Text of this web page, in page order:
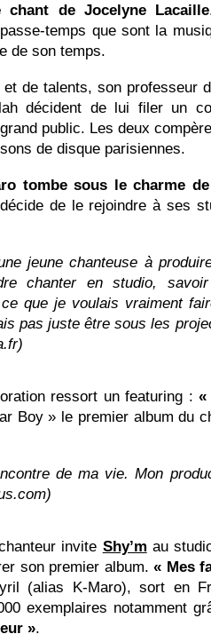
de Jocelyne Lacaille
temps que sont la
de son temps.
et de talents, son professeur
décident de lui filer un
public. Les deux
de disque parisiennes.
tombe sous le charme
de le rejoindre à ses
jeune chanteuse à
chanter en studio,
que je voulais vraiment
pas juste être sous les
ressort un featuring : «
Boy » le premier album du
de ma vie. Mon
invite Shy’m au
son premier album.« Mes
(alias K-Maro), sort en
exemplaires notamment
».